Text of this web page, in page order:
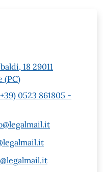
18 29011
(PC)
0523 861805 -